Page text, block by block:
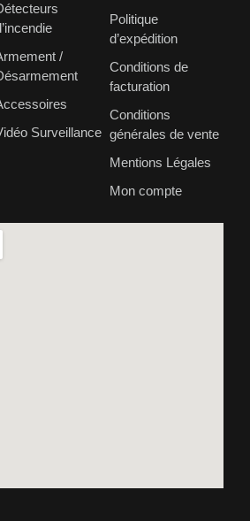
/
Surveillance
Politique
d’expédition
Conditions de
facturation
Conditions
générales de vente
Mentions Légales
Mon compte